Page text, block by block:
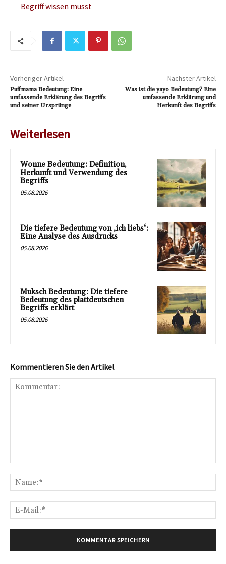
Begriff wissen musst
Vorheriger Artikel
Puffmama Bedeutung: Eine
umfassende Erklärung des Begriffs
und seiner Ursprünge
Nächster Artikel
Was ist die yayo Bedeutung? Eine
umfassende Erklärung und
Herkunft des Begriffs
Weiterlesen
Wonne Bedeutung: Definition,
Herkunft und Verwendung des
Begriffs
05.08.2026
Die tiefere Bedeutung von ‚ich liebs‘:
Eine Analyse des Ausdrucks
05.08.2026
Muksch Bedeutung: Die tiefere
Bedeutung des plattdeutschen
Begriffs erklärt
05.08.2026
Kommentieren Sie den Artikel